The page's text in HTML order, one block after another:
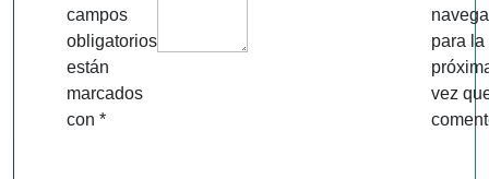
campos
obligatorios
están
marcados
con *
para la
vez